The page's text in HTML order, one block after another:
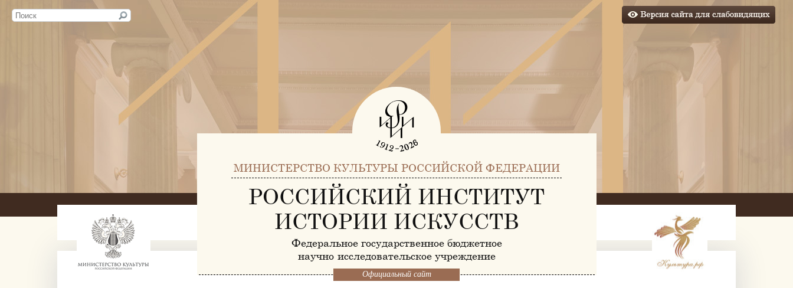
МИНИСТЕРСТВО КУЛЬТУРЫ РОССИЙСКОЙ ФЕДЕРАЦИИ
РОССИЙСКИЙ ИНСТИТУТ
ИСТОРИИ ИСКУССТВ
Федеральное государственное бюджетное
научно-исследовательское учреждение
Официальный сайт